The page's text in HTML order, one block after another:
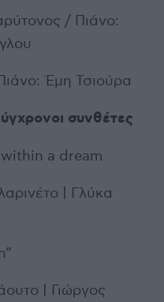
/ Πιάνο:
Έμη Τσιούρα
συνθέτες
a dream
| Γλύκα
| Γιώργος